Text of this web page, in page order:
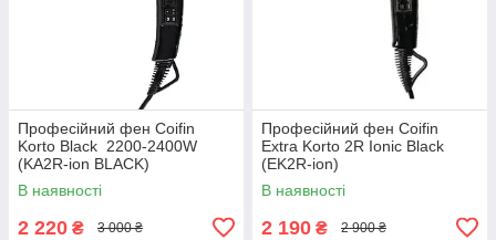
Професійний фен Сoifin
Korto Black 2200-2400W
(KA2R-ion BLACK)
В наявності
2 220 ₴ 3 000 ₴
Професійний фен Coifin
Extra Korto 2R Ionic Black
(EK2R-ion)
В наявності
2 190 ₴ 2 900 ₴